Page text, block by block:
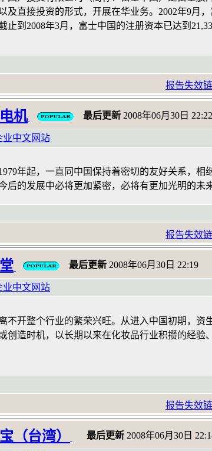
及直接投资的形式，开展在华业务。2002年9月
止到2008年3月，富士中国的注册资本已达到
报告失效
机 最后更新 2008年06月30日 22:22
业中文网站
年起，一直同中国保持着密切的友好关系，
后的发展中必将更加紧密，必将有更加光明的未来
报告失效
最后更新 2008年06月30日 22:19
业中文网站
不开整个行业的繁荣兴旺。从进入中国初期，
创造时机，以长期以来在化妆品行业积攒的经验
报告失效
（台湾） 最后更新 2008年06月30日